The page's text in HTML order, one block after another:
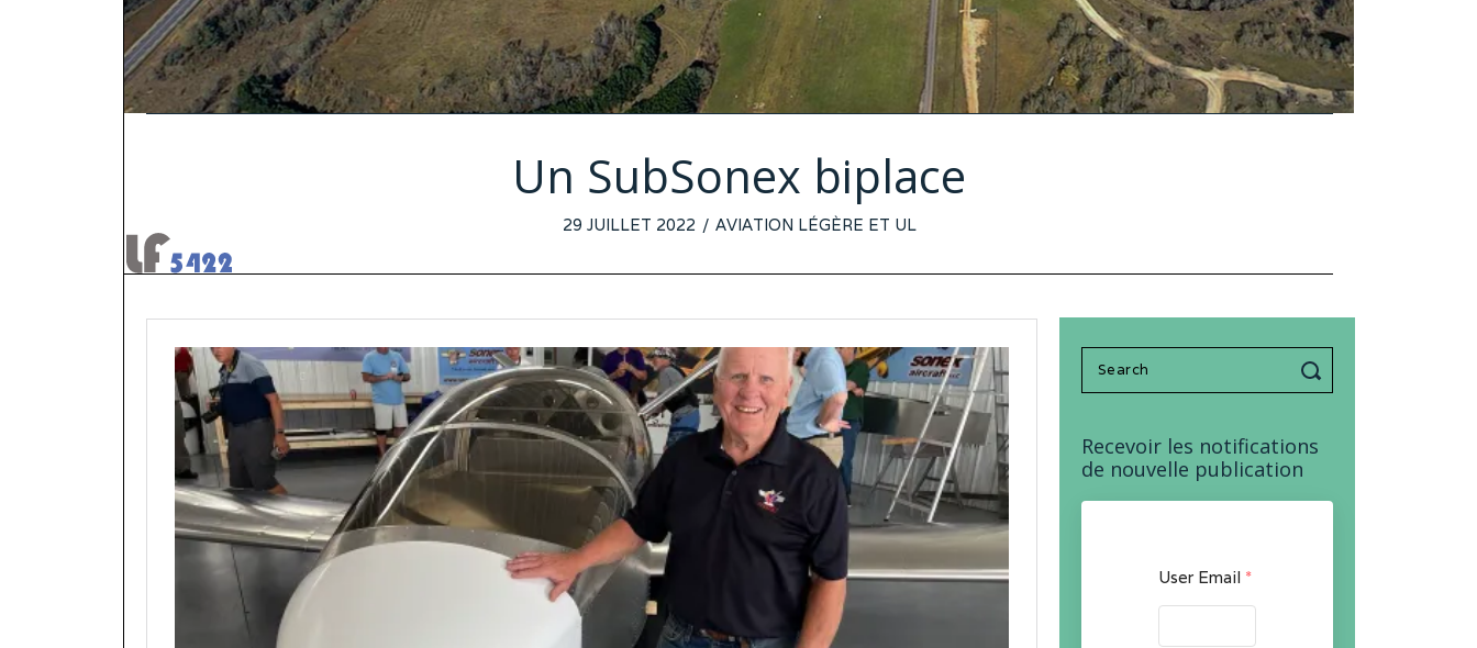
Un SubSonex biplace
POSTED
29 JUILLET 2022 26
2022
AVIATION LÉGÈRE ET UL
Search
for:
Recevoir les notifications
de nouvelle publication
User Email *